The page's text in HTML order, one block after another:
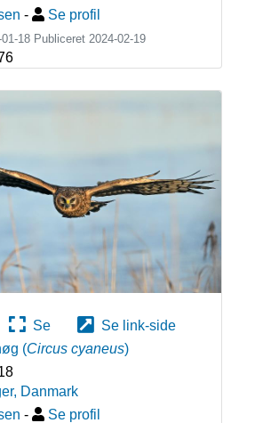
- Se profil
18 Publiceret 2024-02-19
Se
Se link-side
(Circus cyaneus)
, Danmark
- Se profil